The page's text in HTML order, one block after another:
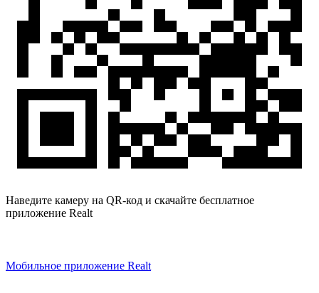
Наведите камеру на QR-код и скачайте бесплатное
приложение Realt
Мобильное приложение Realt